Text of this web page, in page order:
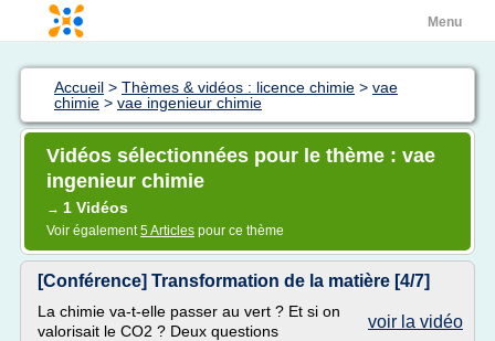
Menu
Accueil > Thèmes & vidéos : licence chimie > vae
chimie > vae ingenieur chimie
Vidéos sélectionnées pour le thème : vae
ingenieur chimie
→ 1 Vidéos
Voir également5 Articles pour ce thème
[Conférence] Transformation de la matière [4/7]
voir la vidéo
La chimie va-t-elle passer au vert ? Et si on
valorisait le CO2 ? Deux questions